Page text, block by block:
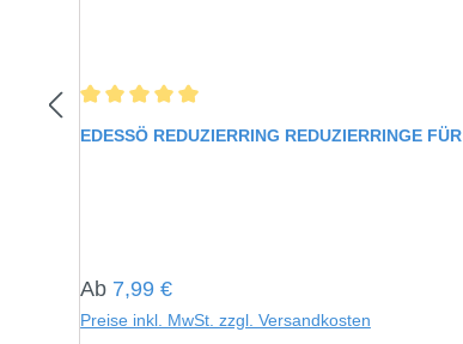
Durchschnittliche Bewertung von 5 von 5
EDESSÖ REDUZIERRING REDUZIERRINGE
Regulärer Preis:
Ab 7,99 €
Preise inkl. MwSt. zzgl. Versandkosten